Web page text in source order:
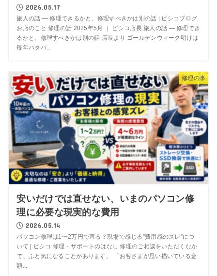
2026.05.17
旅人の話 ― 修理できるかと、修理すべきかは別の話 | ピシコブログ
お店のこと 修理の話 2025年5月 ｜ ピシコ店長 旅人の話 ― 修理でき
るかと、修理すべきかは別の話 店長より ゴールデンウィーク明けは
毎年バタバ...
修理の事
安いだけでは直せない、いまのパソコン修
理に必要な現実的な費用
2026.05.14
パソコン修理は1〜2万円で直る？現場で感じる”費用感のズレ”につ
いて | ピシコ 修理・サポートのはなし 修理のご相談をいただくなか
で、ふと気になることがあります。 「お客さまが思い描いている金
額...